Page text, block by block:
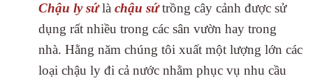
Chậu ly sứlà chậu sứtrồng cây cảnh được sử
dụng rất nhiều trong các sân vườn hay trong
nhà. Hằng năm chúng tôi xuất một lượng lớn các
loại chậu ly đi cả nước nhằm phục vụ nhu cầu